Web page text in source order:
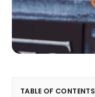
TABLE OF CONTENTS